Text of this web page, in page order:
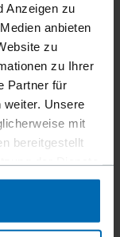
Anzeigen zu
anbieten
zu
zu Ihrer
Partner für
weiter. Unsere
mit
bereitgestellt